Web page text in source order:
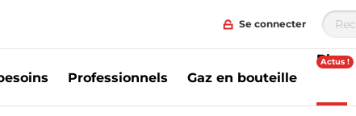
Se connecter
Professionnels Gaz en bouteille
Blog
Actus !